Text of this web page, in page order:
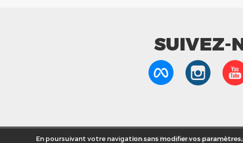
SUIVEZ-
En poursuivant votre navigation sans modifier vos
Nous utilisons des cookies pour